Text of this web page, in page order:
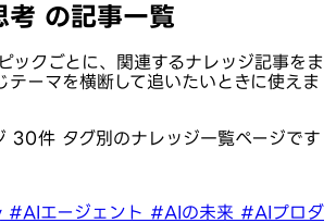
の記事一覧
ックごとに、関連するナレッジ記事をま
テーマを横断して追いたいときに使えま
30件 タグ別のナレッジ一覧ページです
#AIエージェント #AIの未来 #AIプロダ